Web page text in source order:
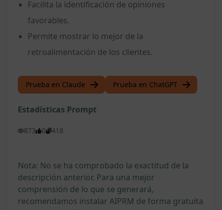
Facilita la identificación de opiniones
favorables.
Permite mostrar lo mejor de la
retroalimentación de los clientes.
Prueba en Claude Prueba en ChatGPT
Estadísticas Prompt
873 0 418
Nota: No se ha comprobado la exactitud de la
descripción anterior. Para una mejor
comprensión de lo que se generará,
recomendamos instalar AIPRM de forma gratuita